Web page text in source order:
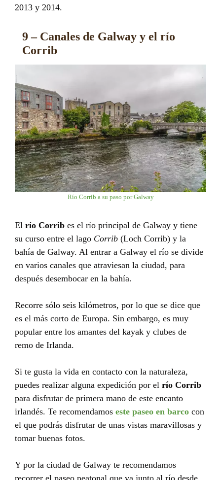
2013 y 2014.
9 – Canales de Galway y el río
Corrib
Río Corrib a su paso por Galway
El río Corrib es el río principal de Galway y tiene
su curso entre el lago Corrib (Loch Corrib) y la
bahía de Galway. Al entrar a Galway el río se divide
en varios canales que atraviesan la ciudad, para
después desembocar en la bahía.
Recorre sólo seis kilómetros, por lo que se dice que
es el más corto de Europa. Sin embargo, es muy
popular entre los amantes del kayak y clubes de
remo de Irlanda.
Si te gusta la vida en contacto con la naturaleza,
puedes realizar alguna expedición por el río Corrib
para disfrutar de primera mano de este encanto
irlandés. Te recomendamos este paseo en barco con
el que podrás disfrutar de unas vistas maravillosas y
tomar buenas fotos.
Y por la ciudad de Galway te recomendamos